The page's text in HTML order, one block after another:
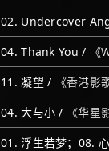
02. Undercover
04. Thank You /
11. 凝望 /
《香港影
04. 大与小 /
《华星
01. 浮生若梦；08.